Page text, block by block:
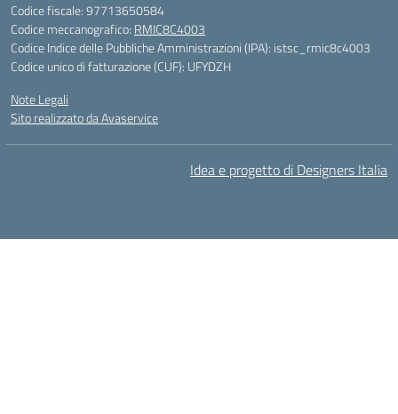
Codice fiscale: 97713650584
Codice meccanografico: RMIC8C4003
Codice Indice delle Pubbliche Amministrazioni (IPA): istsc_rmic8c4003
Codice unico di fatturazione (CUF): UFYDZH
Note Legali
Sito realizzato da Avaservice
Idea e progetto di Designers Italia